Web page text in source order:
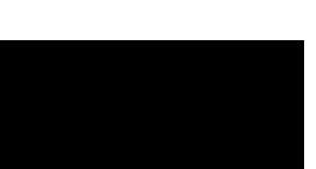
Programme d’études Asie-